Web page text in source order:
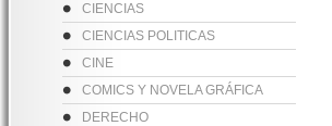
CIENCIAS
CIENCIAS POLITICAS
CINE
COMICS Y NOVELA GRÁFICA
DERECHO